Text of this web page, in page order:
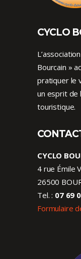
CYCLO
Bourcain »
pratiquer le
un esprit de
touristique.
CYCLO
4 rue Émile
26500
Tel. : 07 69
Formulaire